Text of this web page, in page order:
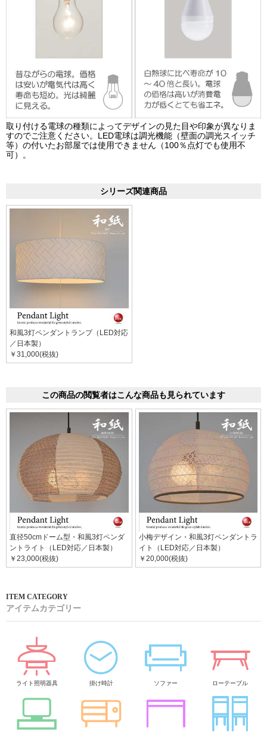
取り付ける電球の種類によってデザインの見た目や印象が異なりま
すのでご注意ください。LED電球は調光機能（壁面の調光スイッチ
等）の付いたお部屋では使用できません（100％点灯でも使用不
可）。
シリーズ関連商品
和風3灯ペンダントランプ（LED対応
／日本製）
￥31,000(税抜)
この商品の閲覧者はこんな商品も見られています
直径50cmドーム型・和風3灯ペンダ
ントライト（LED対応／日本製）
￥23,000(税抜)
小梅デザイン・和風3灯ペンダントラ
イト（LED対応／日本製）
￥20,000(税抜)
アイテムカテゴリー
ライト照明器具 掛け時計 ソファー ローテーブル